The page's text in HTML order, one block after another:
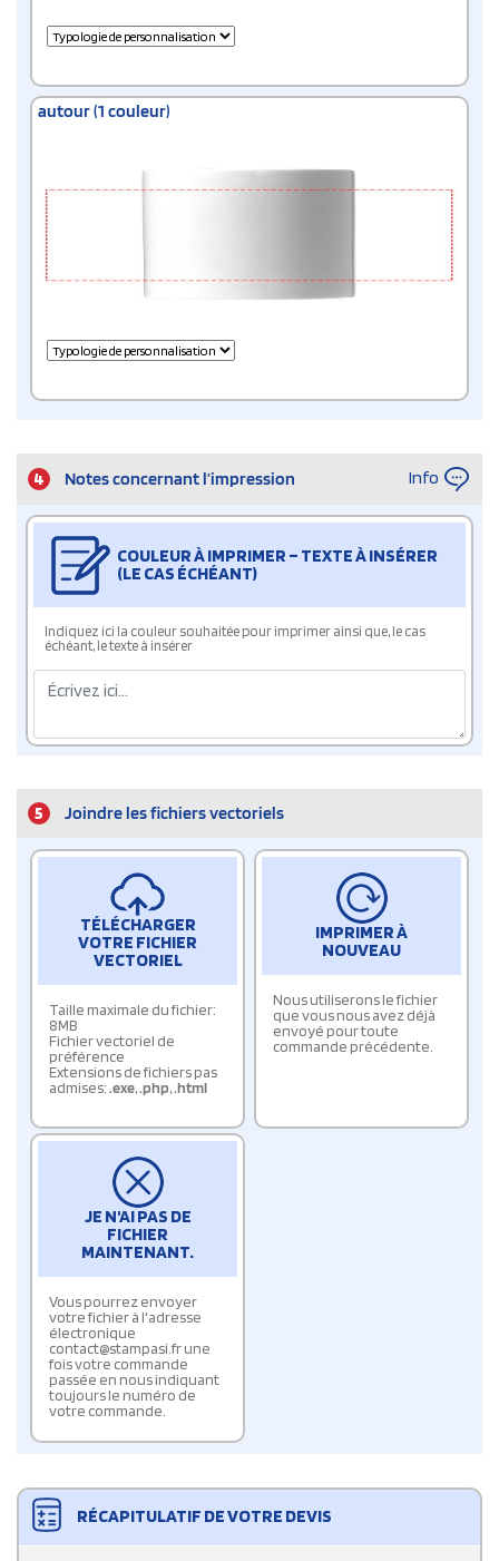
autour (1 couleur)
4 Notes concernant l’impression Info
COULEUR À IMPRIMER – TEXTE À INSÉRER
(LE CAS ÉCHÉANT)
Indiquez ici la couleur souhaitée pour imprimer ainsi que, le cas
échéant, le texte à insérer
5 Joindre les fichiers vectoriels
TÉLÉCHARGER
VOTRE FICHIER
VECTORIEL
Taille maximale du fichier:
8MB
Fichier vectoriel de
préférence
Extensions de fichiers pas
admises:.exe,.php,.html
IMPRIMER À
NOUVEAU
Nous utiliserons le fichier
que vous nous avez déjà
envoyé pour toute
commande précédente.
JE N'AI PAS DE
FICHIER
MAINTENANT.
Vous pourrez envoyer
votre fichier à l'adresse
électronique
contact@stampasi.fr une
fois votre commande
passée en nous indiquant
toujours le numéro de
votre commande.
RÉCAPITULATIF DE VOTRE DEVIS